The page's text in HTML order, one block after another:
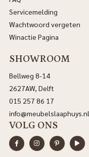
Servicemelding
Wachtwoord vergeten
Winactie Pagina
SHOWROOM
Bellweg 8-14
2627AW, Delft
015 257 86 17
info@meubelslaaphuys.nl
VOLG ONS